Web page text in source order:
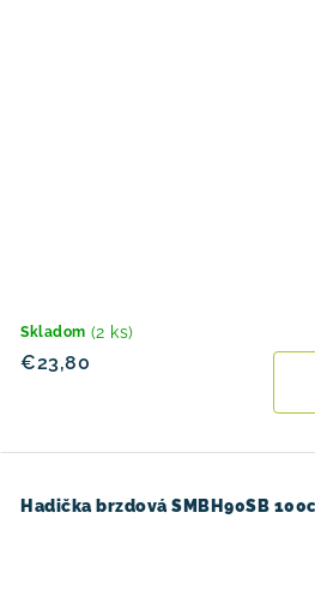
Skladom (2 ks)
€23,80
Hadička brzdová SMBH90SB